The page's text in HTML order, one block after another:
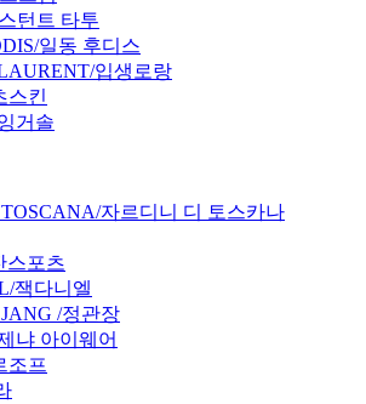
턴트 타투
일동 후디스
입생로랑
스킨
거솔
자르디니 디 토스카나
스포츠
잭다니엘
/정관장
냐 아이웨어
조프